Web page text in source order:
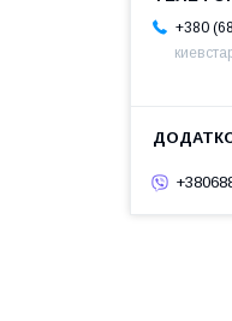
+380